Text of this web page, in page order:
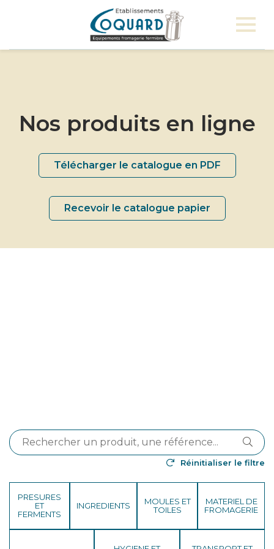
Nos produits en ligne
Télécharger le catalogue en PDF
Recevoir le catalogue papier
Réinitialiser le filtre
PRESURES
ET
FERMENTS
INGREDIENTS
MOULES ET
TOILES
MATERIEL DE
FROMAGERIE